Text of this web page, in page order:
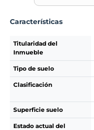
Características
Titularidad del
Inmueble
Tipo de suelo
Clasificación
Superficie suelo
Estado actual del